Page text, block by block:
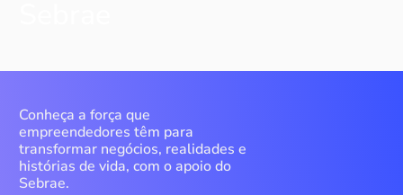
Conheça a força que
empreendedores têm para
transformar negócios, realidades e
histórias de vida, com o apoio do
Sebrae.